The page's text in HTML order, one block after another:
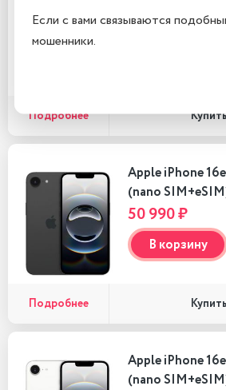
49 990 ₽
Подробнее
Apple iPhone
(nano
50 990 ₽
В корзину
Подробнее
Apple iPhone
(nano
Если с вами связываются
мошенники.